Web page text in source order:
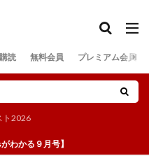
読 無料会員 プレミアム会員
ト2026
９月号】